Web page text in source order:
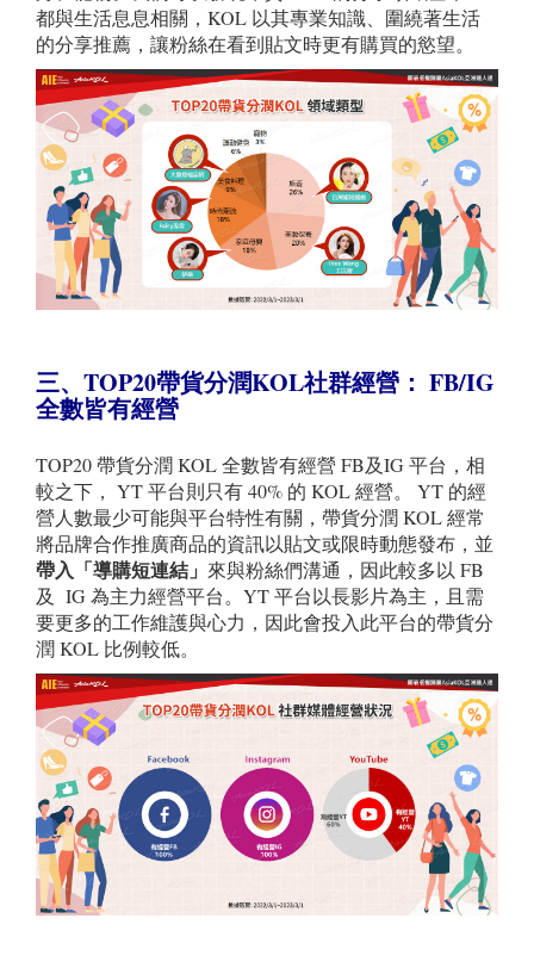
都與生活息息相關，KOL 以其專業知識、圍繞著生活
的分享推薦，讓粉絲在看到貼文時更有購買的慾望。
三、TOP20帶貨分潤KOL社群經營： FB/IG
全數皆有經營
TOP20 帶貨分潤 KOL 全數皆有經營 FB及IG 平台，相
較之下， YT 平台則只有 40% 的 KOL 經營。 YT 的經
營人數最少可能與平台特性有關，帶貨分潤 KOL 經常
將品牌合作推廣商品的資訊以貼文或限時動態發布，並
帶入「導購短連結」 來與粉絲們溝通，因此較多以 FB
及 IG 為主力經營平台。YT 平台以長影片為主，且需
要更多的工作維護與心力，因此會投入此平台的帶貨分
潤 KOL 比例較低。